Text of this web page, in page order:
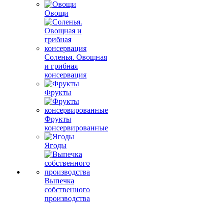
Овощи
Соленья. Овощная
и грибная
консервация
Фрукты
Фрукты
консервированные
Ягоды
Выпечка
собственного
производства